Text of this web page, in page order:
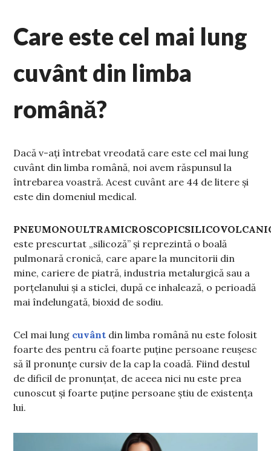
Care este cel mai lung
cuvânt din limba
română?
Dacă v-ați întrebat vreodată care este cel mai lung
cuvânt din limba română, noi avem răspunsul la
întrebarea voastră. Acest cuvânt are 44 de litere și
este din domeniul medical.
este prescurtat „silicoză” și reprezintă o boală
pulmonară cronică, care apare la muncitorii din
mine, cariere de piatră, industria metalurgică sau a
porțelanului și a sticlei, după ce inhalează, o perioadă
mai îndelungată, bioxid de sodiu.
Cel mai lung cuvânt din limba română nu este folosit
foarte des pentru că foarte puține persoane reușesc
să îl pronunțe cursiv de la cap la coadă. Fiind destul
de dificil de pronunțat, de aceea nici nu este prea
cunoscut și foarte puține persoane știu de existența
lui.